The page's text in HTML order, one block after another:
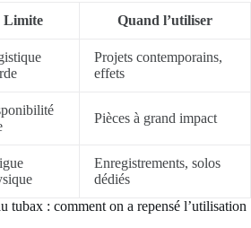
Limite Quand l’utiliser
Projets contemporains,
effets
Pièces à grand impact
Enregistrements, solos
dédiés
tubax : comment on a repensé l’utilisation